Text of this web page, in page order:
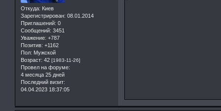
Откуда: Киев
Зарегистрирован: 08.01.2014
Приглашений: 0
Сообщений: 3451
Уважение: +787
Позитив: +1162
Пол: Мужской
Возраст: 42 [1983-11-26]
Провел на форуме:
4 месяца 25 дней
Последний визит:
04.04.2023 18:37:05